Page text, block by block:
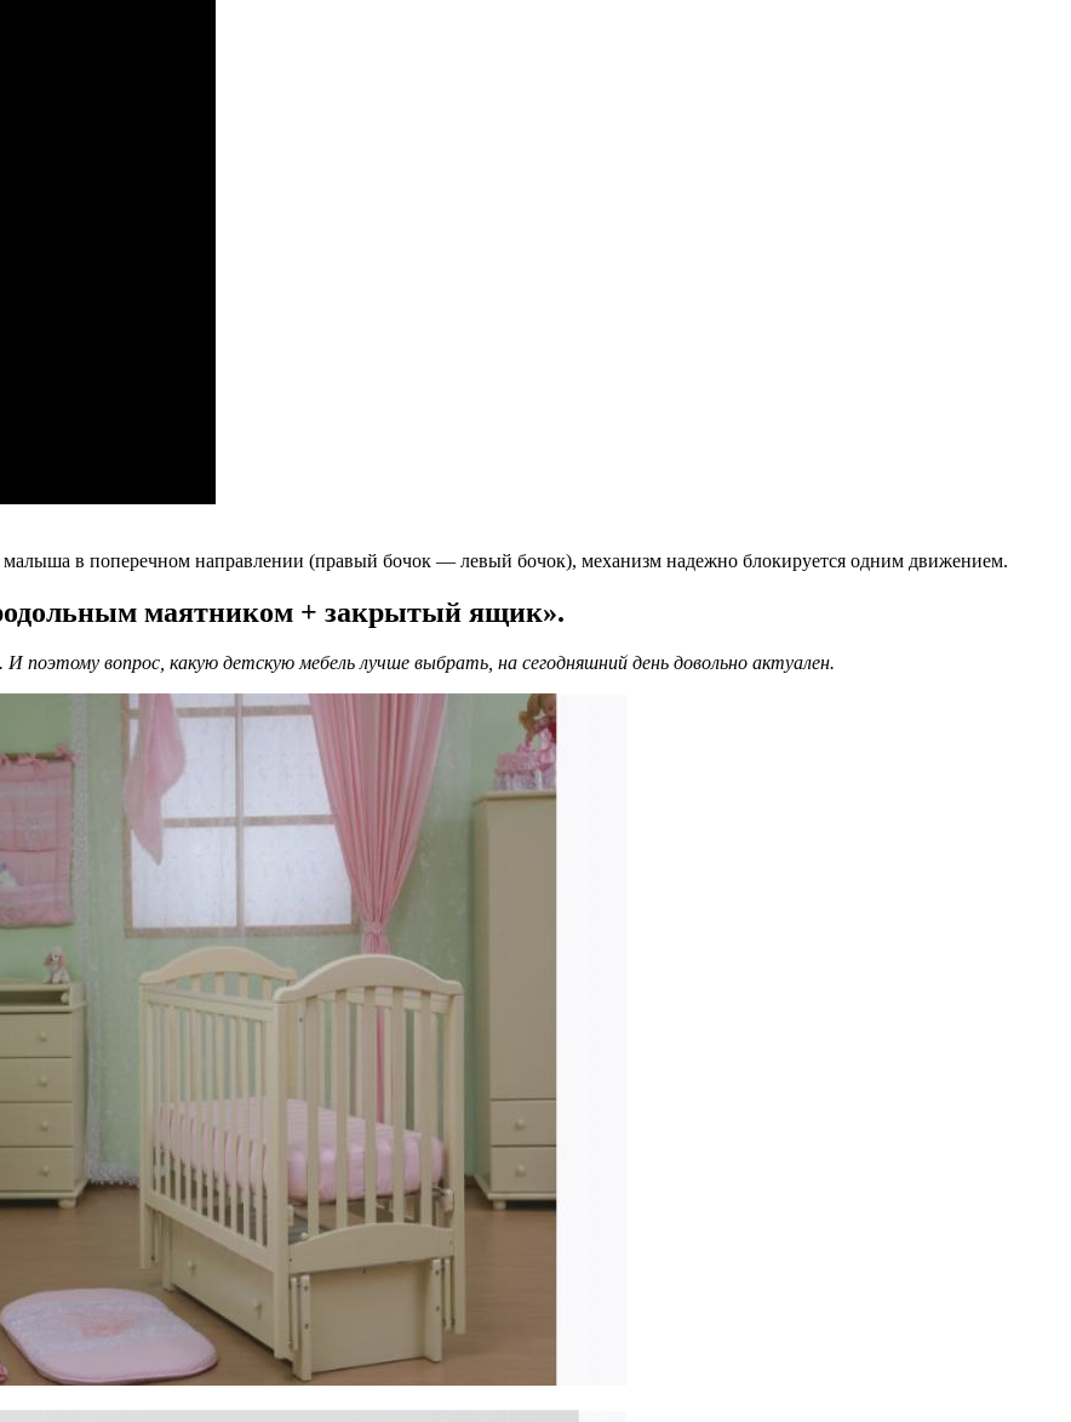
в поперечном направлении (правый бочок — левый бочок), механизм надежно блокируется одним движением.
маятником + закрытый ящик».
вопрос, какую детскую мебель лучше выбрать, на сегодняшний день довольно актуален.